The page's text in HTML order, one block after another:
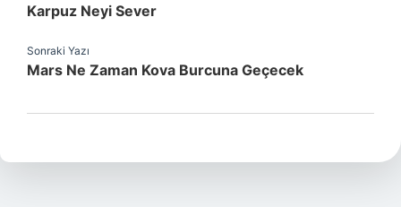
Karpuz Neyi Sever
Sonraki Yazı
Mars Ne Zaman Kova Burcuna Geçecek